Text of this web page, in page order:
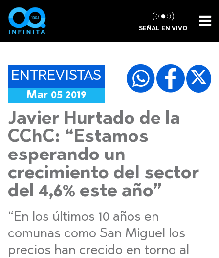
SEÑAL EN VIVO
ENTREVISTAS
Mar 05 2019
Javier Hurtado de la
CChC: “Estamos
esperando un
crecimiento del sector
del 4,6% este año”
“En los últimos 10 años en
comunas como San Miguel los
precios han crecido en torno al